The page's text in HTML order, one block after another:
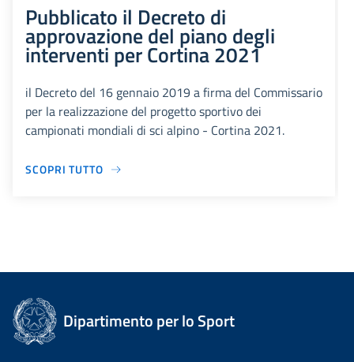
Pubblicato il Decreto di
approvazione del piano degli
interventi per Cortina 2021
il Decreto del 16 gennaio 2019 a firma del Commissario
per la realizzazione del progetto sportivo dei
campionati mondiali di sci alpino - Cortina 2021.
SCOPRI TUTTO
Dipartimento per lo Sport